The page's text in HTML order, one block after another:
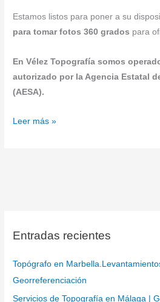
Estamos listos para poner a su
para tomar fotos 360 grados para
En Vélez Topografía somos
autorizado por la Agencia Estatal
(AESA).
Leer más »
Entradas recientes
Topógrafo en
Georreferenciación
Servicios de Topografía en Málaga |